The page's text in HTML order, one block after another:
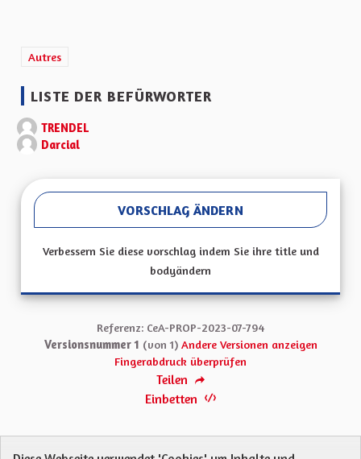
Ergebnisse nach Kategorie filtern: Autres
Autres
LISTE DER BEFÜRWORTER
TRENDEL
Darcial
VORSCHLAG ÄNDERN
Verbessern Sie diese vorschlag indem Sie ihre title und
bodyändern
Referenz: CeA-PROP-2023-07-794
Versionsnummer 1 (von 1) Andere Versionen anzeigen
Fingerabdruck überprüfen
Teilen
Einbetten